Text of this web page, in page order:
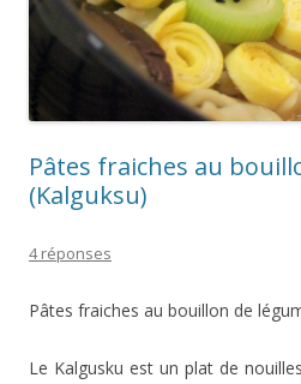
Pâtes fraiches au
(Kalguksu)
4 réponses
Pâtes fraiches au bouillon de
Le Kalgusku est un plat de